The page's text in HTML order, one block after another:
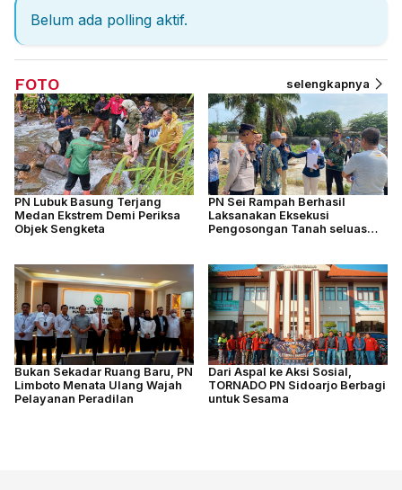
Belum ada polling aktif.
FOTO selengkapnya
PN Lubuk Basung Terjang
Medan Ekstrem Demi Periksa
Objek Sengketa
PN Sei Rampah Berhasil
Laksanakan Eksekusi
Pengosongan Tanah seluas
Bukan Sekadar Ruang Baru, PN
Limboto Menata Ulang Wajah
Pelayanan Peradilan
Dari Aspal ke Aksi Sosial,
TORNADO PN Sidoarjo Berbagi
untuk Sesama